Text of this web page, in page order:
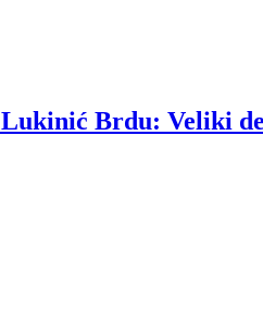
Brdu: Veliki